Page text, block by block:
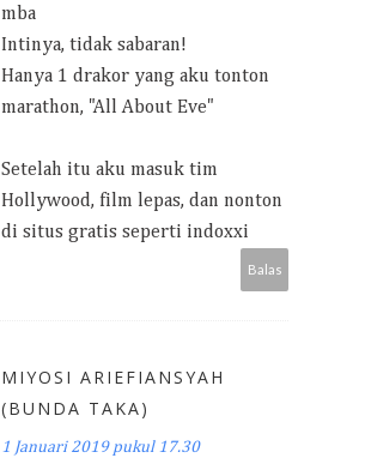
mba
Intinya, tidak sabaran!
Hanya 1 drakor yang aku tonton
marathon, "All About Eve"
Setelah itu aku masuk tim
Hollywood, film lepas, dan nonton
di situs gratis seperti indoxxi
Balas
MIYOSI ARIEFIANSYAH
(BUNDA TAKA)
1 Januari 2019 pukul 17.30